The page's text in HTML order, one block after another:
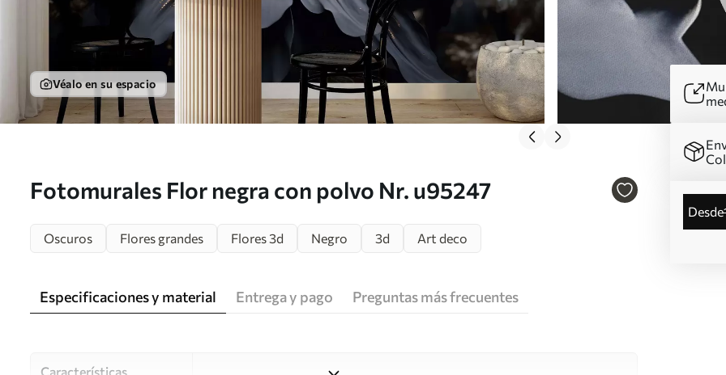
Véalo en su espacio
Fotomurales Flor negra con polvo Nr. u95247
desde
Oscuros
Flores grandes Flores 3d Negro 3d Art deco
Especificaciones y material Entrega y pago Preguntas más frecuentes
Características